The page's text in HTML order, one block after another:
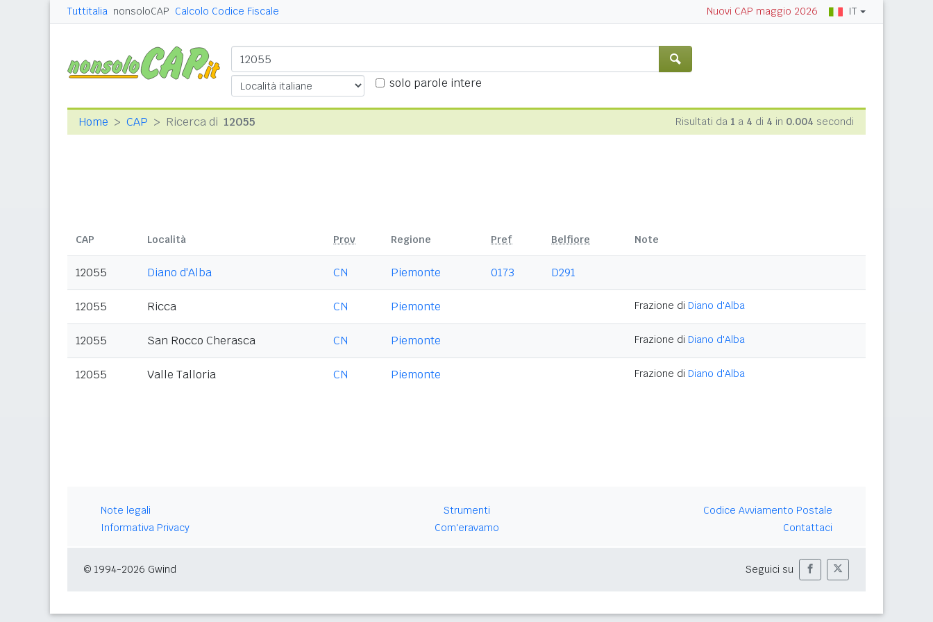
Tuttitalia nonsoloCAP Calcolo Codice Fiscale Nuovi CAP maggio 2026 IT
solo parole intere
Home CAP Ricerca di 12055 Risultati da 1 a 4 di 4 in 0.004 secondi
CAP Località Prov Regione Pref Belfiore Note
12055 Diano d'Alba CN Piemonte 0173 D291
12055 Ricca CN Piemonte Frazione di Diano d'Alba
12055 San Rocco Cherasca CN Piemonte Frazione di Diano d'Alba
12055 Valle Talloria CN Piemonte Frazione di Diano d'Alba
Note legali
Informativa Privacy
Strumenti
Com'eravamo
Codice Avviamento Postale
Contattaci
© 1994-2026 Gwind Seguici su